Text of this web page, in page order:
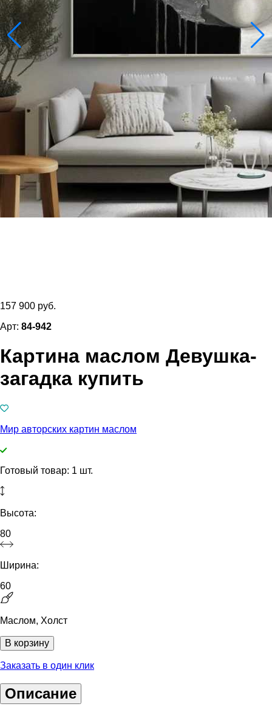
157 900 руб.
Арт: 84-942
Картина маслом Девушка-
загадка купить
Мир авторских картин маслом
Готовый товар: 1 шт.
Высота:
80
Ширина:
60
Маслом, Холст
В корзину
Заказать в один клик
Описание